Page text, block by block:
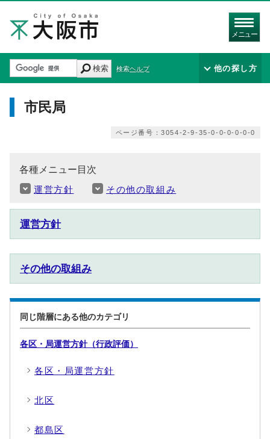
メニュー
検索 検索ヘルプ 他の探し方
市民局
ページ番号：3054-2-9-35-0-0-0-0-0-0
各種メニュー目次
運営方針 その他の取組み
運営方針
その他の取組み
同じ階層にある他のカテゴリ
各区・局運営方針（行政評価）
各区・局運営方針
北区
都島区